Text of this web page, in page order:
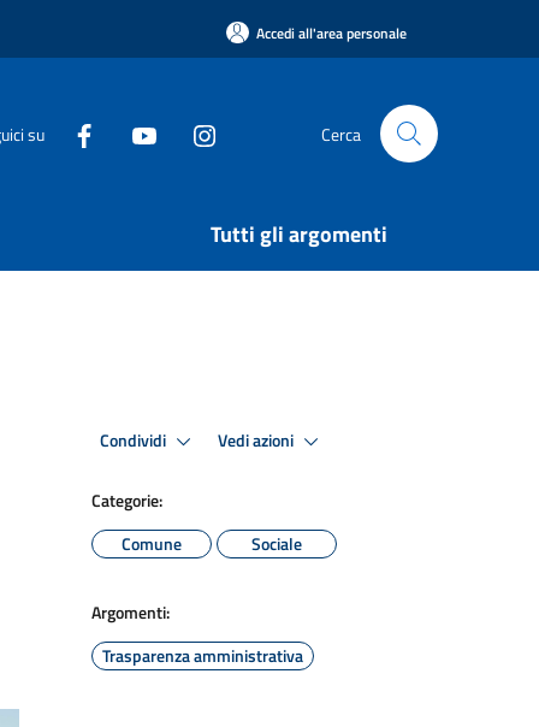
Accedi all'area personale
su Cerca
Tutti gli argomenti
Condividi Vedi azioni
Categorie:
Comune
Sociale
Argomenti:
Trasparenza amministrativa